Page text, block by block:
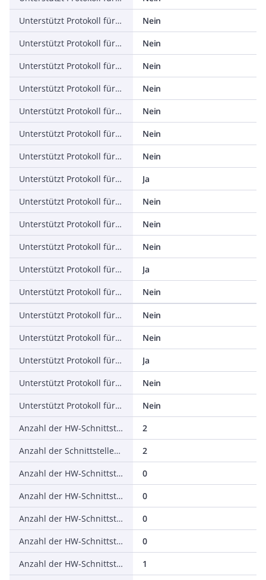
Unterstützt Protokoll für ASI
Nein
Unterstützt Protokoll für KNX
Nein
Unterstützt Protokoll für Modbus
Nein
Unterstützt Protokoll für Data-Highway
Nein
Unterstützt Protokoll für DeviceNet
Nein
Unterstützt Protokoll für SUCONET
Nein
Unterstützt Protokoll für LON
Nein
Unterstützt Protokoll für PROFINET IO
Ja
Unterstützt Protokoll für PROFINET CBA
Nein
Unterstützt Protokoll für SERCOS
Nein
Unterstützt Protokoll für Foundation Fieldbus
Nein
Unterstützt Protokoll für EtherNet/IP
Ja
Unterstützt Protokoll für AS-Interface Safety at Work
Nein
Unterstützt Protokoll für DeviceNet Safety
Nein
Unterstützt Protokoll für INTERBUS-Safety
Nein
Unterstützt Protokoll für PROFIsafe
Ja
Unterstützt Protokoll für SafetyBUS p
Nein
Unterstützt Protokoll für sonstige Bussysteme
Nein
Anzahl der HW-Schnittstellen Industrial Ethernet
2
Anzahl der Schnittstellen PROFINET
2
Anzahl der HW-Schnittstellen seriell RS-232
0
Anzahl der HW-Schnittstellen seriell RS-422
0
Anzahl der HW-Schnittstellen seriell RS-485
0
Anzahl der HW-Schnittstellen seriell TTY
0
Anzahl der HW-Schnittstellen USB
1